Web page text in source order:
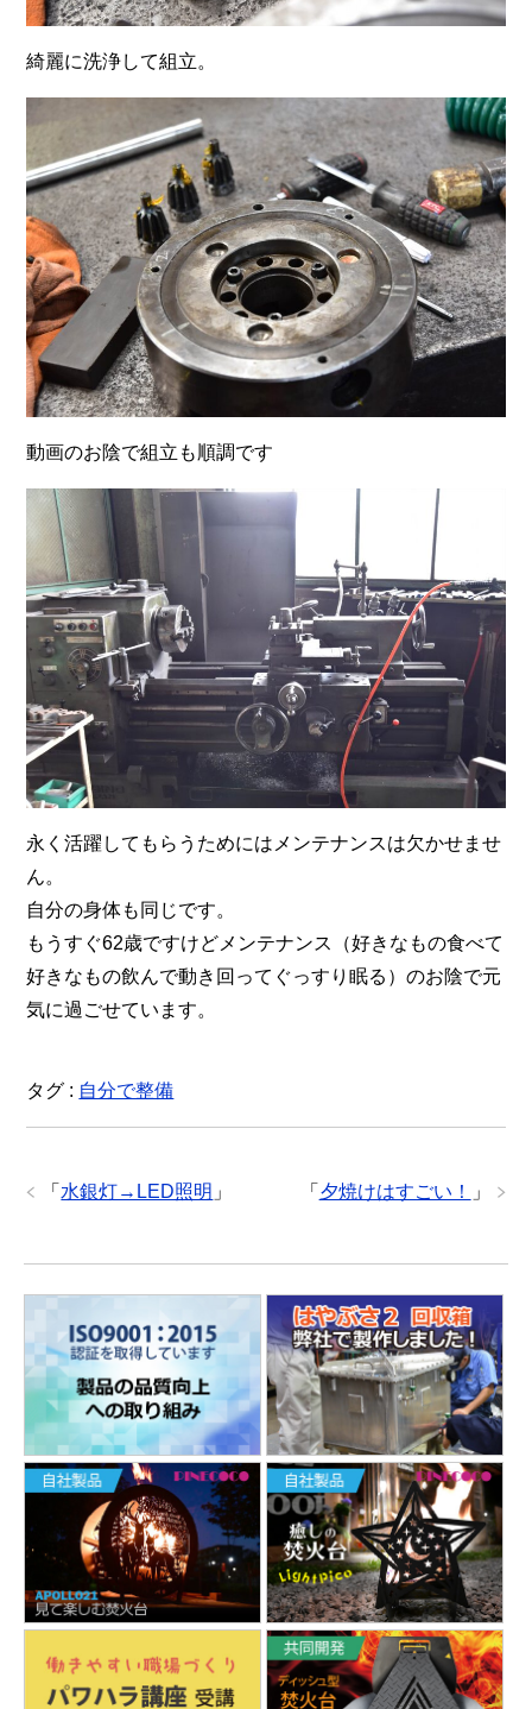
綺麗に洗浄して組立。
動画のお陰で組立も順調です
永く活躍してもらうためにはメンテナンスは欠かせませ
ん。
自分の身体も同じです。
もうすぐ62歳ですけどメンテナンス（好きなもの食べて
好きなもの飲んで動き回ってぐっすり眠る）のお陰で元
気に過ごせています。
タグ : 自分で整備
「 夕焼けはすごい！ 」
「 水銀灯→LED照明 」